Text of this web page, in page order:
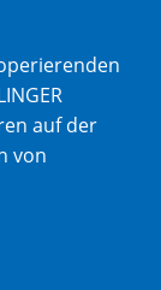
auf der
von